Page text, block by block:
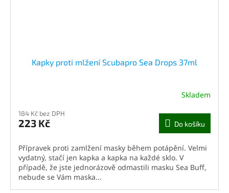
Kapky proti mlžení Scubapro Sea Drops 37ml
Skladem
184 Kč bez DPH
223 Kč Do košíku
Přípravek proti zamlžení masky během potápění. Velmi
vydatný, stačí jen kapka a kapka na každé sklo. V
případě, že jste jednorázově odmastili masku Sea Buff,
nebude se Vám maska...